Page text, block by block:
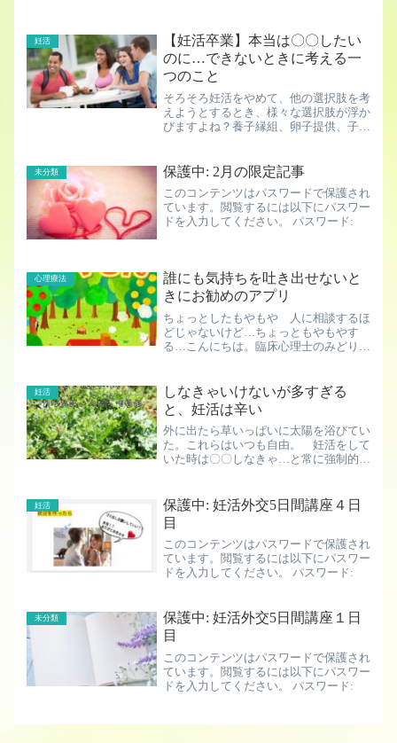
妊活
【妊活卒業】本当は〇〇したい
のに…できないときに考える一
つのこと
そろそろ妊活をやめて、他の選択肢を考
えようとするとき、様々な選択肢が浮か
びますよね？養子縁組、卵子提供、子育
に動けない…怖くて動けない…そんな妊
活の心理についてお話します...
未分類 保護中: 2月の限定記事
このコンテンツはパスワードで保護され
ています。閲覧するには以下にパスワー
ドを入力してください。 パスワード:
心理療法
誰にも気持ちを吐き出せないと
きにお勧めのアプリ
ちょっとしたもやもや 人に相談するほ
どじゃないけど…ちょっともやもやす
る…こんにちは。臨床心理士のみどりで
うことはありませんか？例えば、職場の
上司に怒鳴られたり、変なク...
妊活
しなきゃいけないが多すぎる
と、妊活は辛い
外に出たら草いっぱいに太陽を浴びてい
た。これらはいつも自由。 妊活をして
いた時は〇〇しなきゃ…と常に強制的な
しなきゃ……辛かった。でも、しなくて
いいのよね。しないといけな...
妊活
保護中: 妊活外交5日間講座４日
目
このコンテンツはパスワードで保護され
ています。閲覧するには以下にパスワー
ドを入力してください。 パスワード:
未分類
保護中: 妊活外交5日間講座１日
目
このコンテンツはパスワードで保護され
ています。閲覧するには以下にパスワー
ドを入力してください。 パスワード: